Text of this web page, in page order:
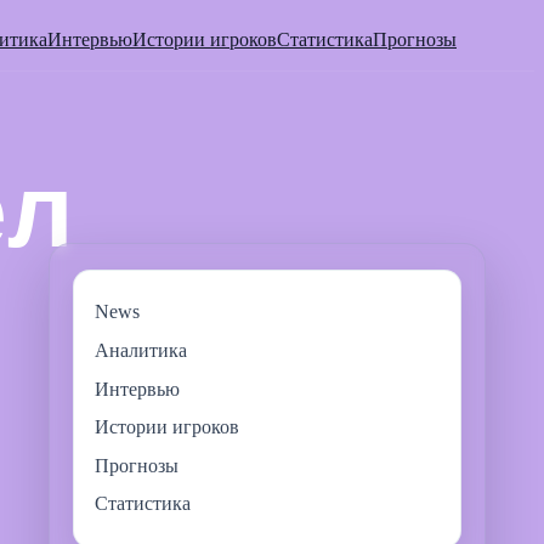
ИнтервьюИстории игроковСтатистикаПрогнозы
News
Аналитика
Интервью
Истории игроков
Прогнозы
Статистика